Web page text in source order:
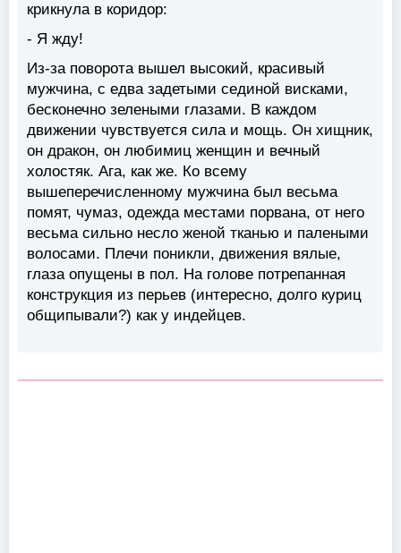
крикнула в коридор:
- Я жду!
Из-за поворота вышел высокий, красивый
мужчина, с едва задетыми сединой висками,
бесконечно зелеными глазами. В каждом
движении чувствуется сила и мощь. Он хищник,
он дракон, он любимиц женщин и вечный
холостяк. Ага, как же. Ко всему
вышеперечисленному мужчина был весьма
помят, чумаз, одежда местами порвана, от него
весьма сильно несло женой тканью и палеными
волосами. Плечи поникли, движения вялые,
глаза опущены в пол. На голове потрепанная
конструкция из перьев (интересно, долго куриц
общипывали?) как у индейцев.